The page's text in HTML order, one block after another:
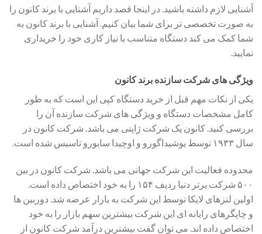
آشنایی لازم داشته باشید. در اینجا قصد داریم آشنایی با برند کانون را
به صورت تخصصی تر برای شما بیان کنیم. آشنایی با برند کانون به
شما کمک می کند دستگاه متناسب با نیاز کاری خود را خریداری
نمایید.
ویژگی های شرکت سازنده برند کانون
یکی از نکات مهم قبل از خرید دستگاه کپی این است که به طور
کامل مشخصات دستگاه و ویژگی های شرکت سازنده آن را
بررسی کنید. کانون یک شرکت ژاپنی می باشد. شرکت کانون در
سال ۱۹۳۳ توسط یوشیداگورو و اوچیدا سابورو تاسیس شده است.
محدوده فعالیت این شرکت جهانی می باشد. شرکت کانون در بین
۵۰۰ شرکت برتر دنیا ردیف ۱۵۴ را به خود اختصاص داده است.
اولین لنزهای لایکا توسط این شرکت به بازار عرضه شد. دوربین ها
و چاپگرهای رایانه ای این شرکت بیشترین سهم بازار را به خود
اختصاص داده اند. می توان گفت بیشترین درآمد شرکت کانون از